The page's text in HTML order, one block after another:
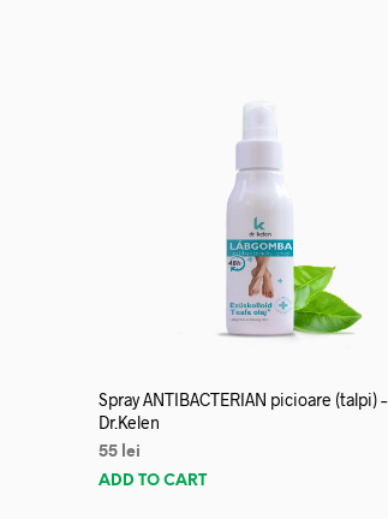
Spray ANTIBACTERIAN picioare (talpi) –
Dr.Kelen
55 lei
ADD TO CART